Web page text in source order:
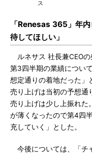
ス
「Renesas 365」年
待してほしい」
ルネサス 社長兼CEOの
第3四半期の業績につい
想定通りの着地だった」
売り上げは当初の予想通
売り上げは少し上振れた
が薄くなったので第4四
充していく」とした。
今後については、「チ